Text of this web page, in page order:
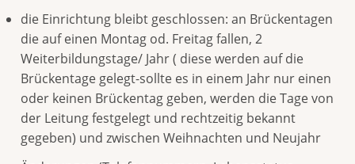
die Einrichtung bleibt geschlossen: an Brückentagen
die auf einen Montag od. Freitag fallen, 2
Weiterbildungstage/ Jahr ( diese werden auf die
Brückentage gelegt-sollte es in einem Jahr nur einen
oder keinen Brückentag geben, werden die Tage von
der Leitung festgelegt und rechtzeitig bekannt
gegeben) und zwischen Weihnachten und Neujahr